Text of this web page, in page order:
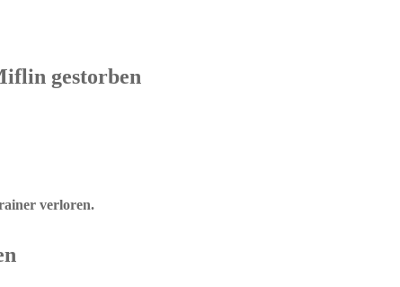
gestorben
verloren.